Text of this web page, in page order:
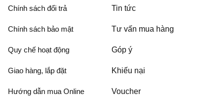
Chính sách đổi trả
Chính sách bảo mật
Quy chế hoạt động
Giao hàng, lắp đặt
Hướng dẫn mua Online
Tin tức
Tư vấn mua hàng
Góp ý
Khiếu nại
Voucher